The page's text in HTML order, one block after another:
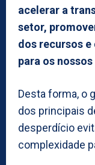
acelerar a
setor,
dos recursos
para os
Desta forma, o
dos principais
desperdício
complexidade